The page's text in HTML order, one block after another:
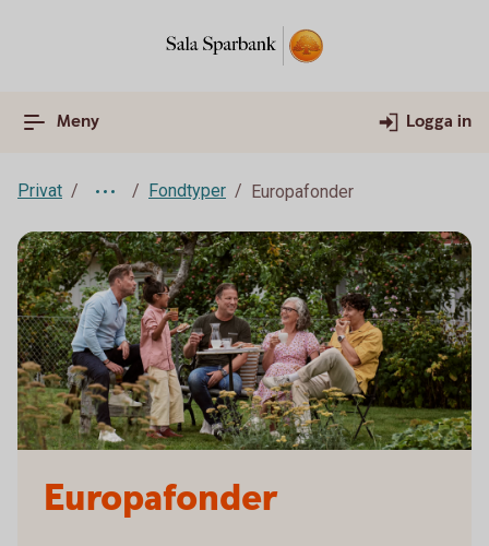
Meny Logga in
Privat Fondtyper Europafonder
Europafonder